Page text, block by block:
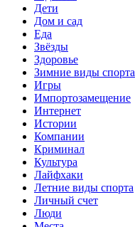
Дети
Дом и сад
Еда
Звёзды
Здоровье
Зимние виды спорта
Игры
Импортозамещение
Интернет
Истории
Компании
Криминал
Культура
Лайфхаки
Летние виды спорта
Личный счет
Люди